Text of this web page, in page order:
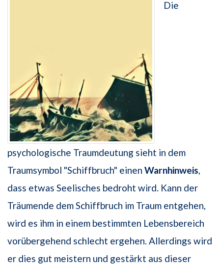
Die
psychologische Traumdeutung sieht in dem
Traumsymbol "Schiffbruch" einen Warnhinweis,
dass etwas Seelisches bedroht wird. Kann der
Träumende dem Schiffbruch im Traum entgehen,
wird es ihm in einem bestimmten Lebensbereich
vorübergehend schlecht ergehen. Allerdings wird
er dies gut meistern und gestärkt aus dieser